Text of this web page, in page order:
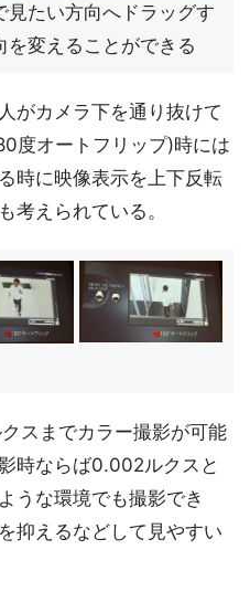
見たい方向へドラッグす
を変えることができる
がカメラ下を通り抜けて
度オートフリップ)時には
時に映像表示を上下反転
考えられている。
スまでカラー撮影が可能
時ならば0.002ルクスと
うな環境でも撮影でき
抑えるなどして見やすい